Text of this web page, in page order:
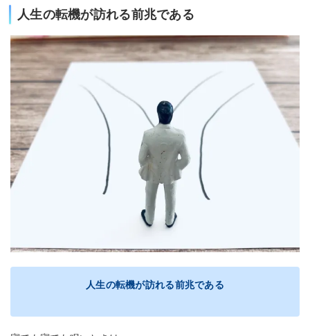
人生の転機が訪れる前兆である
人生の転機が訪れる前兆である